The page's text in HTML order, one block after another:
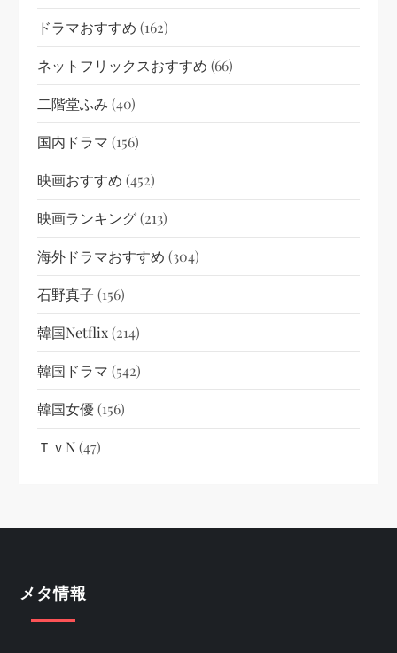
ドラマおすすめ (162)
ネットフリックスおすすめ (66)
二階堂ふみ (40)
国内ドラマ (156)
映画おすすめ (452)
映画ランキング(213)
海外ドラマおすすめ (304)
石野真子 (156)
韓国netflix(214)
韓国ドラマ (542)
韓国女優(156)
ＴｖN(47)
メタ情報